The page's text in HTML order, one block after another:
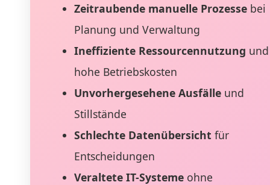
Zeitraubende manuelle Prozessebei
Planung und Verwaltung
Ineffiziente Ressourcennutzung und
hohe Betriebskosten
Unvorhergesehene Ausfälleund
Stillstände
Schlechte Datenübersicht für
Entscheidungen
Veraltete IT-Systemeohne